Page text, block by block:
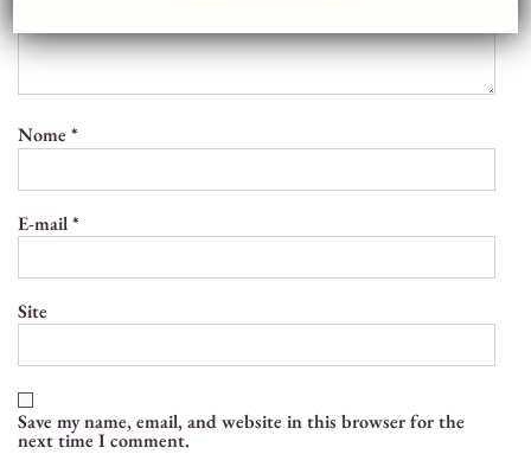
Nome *
E-mail*
Site
Save my name, email, and website in this browser for the
next time I comment.